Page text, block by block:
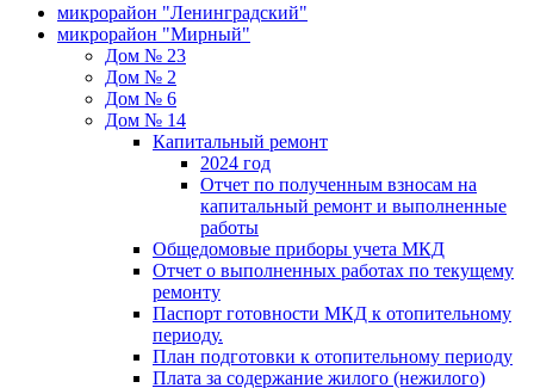
микрорайон "Ленинградский"
микрорайон "Мирный"
Дом № 23
Дом № 2
Дом № 6
Дом № 14
Капитальный ремонт
2024 год
Отчет по полученным взносам на
капитальный ремонт и выполненные
работы
Общедомовые приборы учета МКД
Отчет о выполненных работах по текущему
ремонту
Паспорт готовности МКД к отопительному
периоду.
План подготовки к отопительному периоду
Плата за содержание жилого (нежилого)